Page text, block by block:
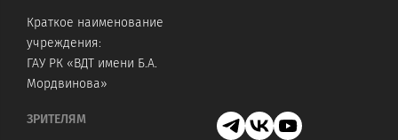
Краткое наименование
учреждения:
ГАУ РК «ВДТ имени Б.А.
Мордвинова»
ЗРИТЕЛЯМ